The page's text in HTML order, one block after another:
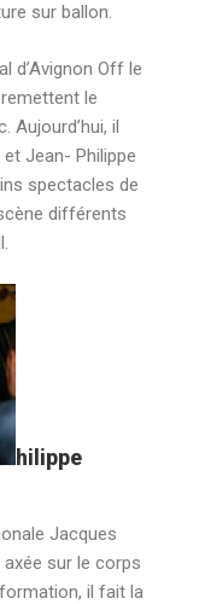
sur ballon.
d’Avignon Off le
le
Aujourd’hui, il
Jean- Philippe
spectacles de
différents
hilippe
Jacques
sur le corps
il fait la